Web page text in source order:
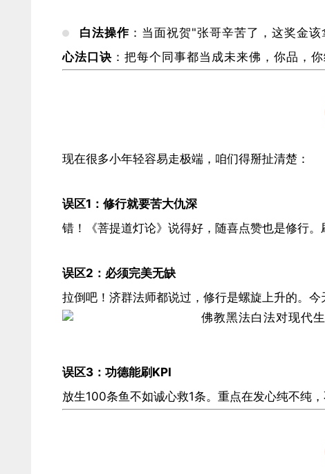
​白法操作​ ：当面祝贺"张哥辛苦了，这奖金该
​心法口诀​ ：把每个同事都当成未来佛，你品，
现在很多小年轻容易走极端，咱们得掰扯清楚：
​误区1：修行就要苦大仇深​
错！《菩提道灯论》说得好，随喜点赞也是修行
​误区2：必须完美无缺​
拉倒吧！济群法师都说过，修行是螺旋上升的。
​误区3：功德能刷KPI​
放生100条鱼不如诚心救1条。重点在发心纯不纯